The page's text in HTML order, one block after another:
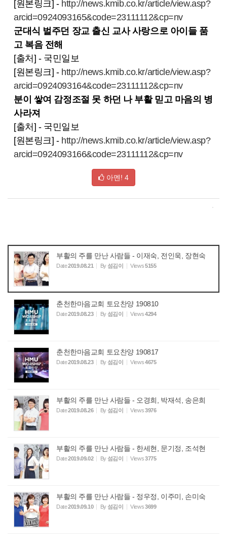
[원본링크] - http://news.kmib.co.kr/article/view.asp?
arcid=0924093165&code=23111112&cp=nv
군대식 벌주던 장교 출신 교사 사랑으로 아이들 품
고 복음 전해
[출처] - 국민일보
[원본링크] - http://news.kmib.co.kr/article/view.asp?
arcid=0924093164&code=23111112&cp=nv
분이 쌓여 감정조절 못 하던 나 부활 믿고 마음의 병
사라져
[출처] - 국민일보
[원본링크] - http://news.kmib.co.kr/article/view.asp?
arcid=0924093166&code=23111112&cp=nv
아멘! 4
부활의 주를 만난 사람들 - 이재숙, 전인욱, 장현숙
Date2019.08.21 By섬김이 Views5155
춘천한마음교회 토요찬양 190810
Date2019.08.23 By섬김이 Views4294
춘천한마음교회 토요찬양 190817
Date2019.08.23 By섬김이 Views4675
부활의 주를 만난 사람들 - 오경희, 박재석, 송은희
Date2019.08.26 By섬김이 Views3976
부활의 주를 만난 사람들 - 한세현, 문기정, 조석현
Date2019.09.02 By섬김이 Views3775
부활의 주를 만난 사람들 - 정우정, 이주미, 손미숙
Date2019.09.10 By섬김이 Views3699